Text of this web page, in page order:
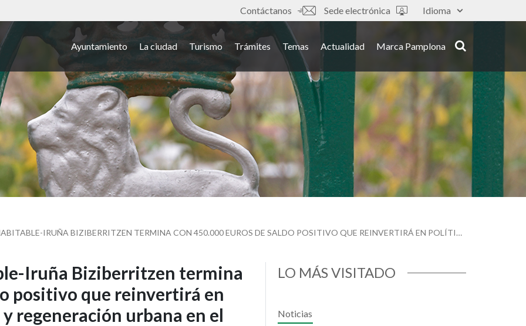
Idioma
Tools
Contáctanos Sede electrónica
Ayuntamiento La ciudad Turismo Trámites Temas Actualidad Marca Pamplona
PAMPLONA CIUDAD HABITABLE-IRUÑA BIZIBERRITZEN TERMINA CON 450.000 EUROS DE SALDO POSITIVO QUE REINVERTIRÁ EN POLÍTICA SOCIAL DE VIVIENDA Y REGENERACIÓN URBANA EN EL CASCO ANTIGUO
Iruña Biziberritzen termina
positivo que reinvertirá en
regeneración urbana en el
LO MÁS VISITADO
Noticias